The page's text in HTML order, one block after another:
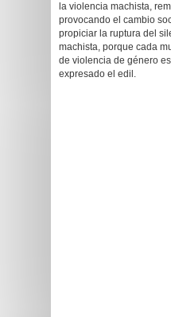
la violencia machista,
provocando el cambio
propiciar la ruptura del
machista, porque cada
de violencia de género
expresado el edil.